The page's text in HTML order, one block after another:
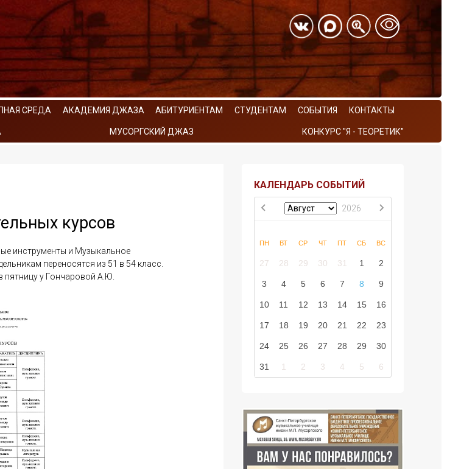
СРЕДА АКАДЕМИЯ ДЖАЗА АБИТУРИЕНТАМ СТУДЕНТАМ СОБЫТИЯ КОНТАКТЫ
МУСОРГСКИЙ ДЖАЗ КОНКУРС "Я - ТЕОРЕТИК"
курсов
инструменты и Музыкальное
переносятся из 51 в 54 класс.
пятницу у Гончаровой А.Ю.
КАЛЕНДАРЬ СОБЫТИЙ
2026
ПН ВТ СР ЧТ ПТ СБ ВС
27 28 29 30 31 1 2
3 4 5 6 7 8 9
10 11 12 13 14 15 16
17 18 19 20 21 22 23
24 25 26 27 28 29 30
31 1 2 3 4 5 6